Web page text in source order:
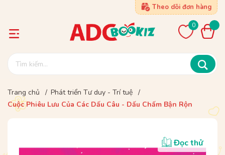
Theo dõi đơn hàng
0
Trang chủ / Phát triển Tư duy - Trí tuệ /
Cuộc Phiêu Lưu Của Các Dấu Câu - Dấu Chấm Bận Rộn
Đọc thử